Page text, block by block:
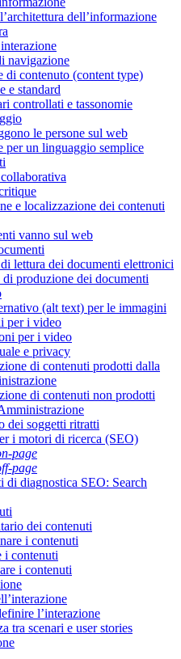
dell’informazione
navigazione
di contenuto (content type)
e standard
controllati e tassonomie
le persone sul web
per un linguaggio semplice
e localizzazione dei contenuti
vanno sul web
lettura dei documenti elettronici
produzione dei documenti
(alt text) per le immagini
per i video
per i video
e privacy
di contenuti prodotti dalla
di contenuti non prodotti
dei soggetti ritratti
i motori di ricerca (SEO)
page
page
di diagnostica SEO: Search
dei contenuti
i contenuti
i contenuti
i contenuti
l’interazione
tra scenari e user stories